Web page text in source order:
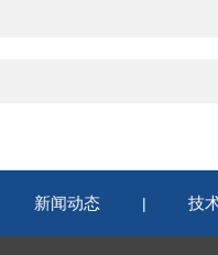
新闻动态 | 技